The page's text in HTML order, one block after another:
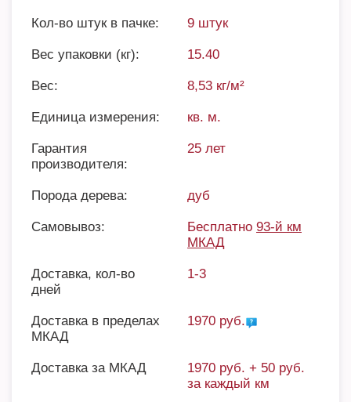
Кол-во штук в пачке: 9 штук
Вес упаковки (кг): 15.40
Вес: 8,53 кг/м²
Единица измерения: кв. м.
Гарантия
производителя:
25 лет
Порода дерева: дуб
Самовывоз: Бесплатно 93-й км
МКАД
Доставка, кол-во
дней
1-3
Доставка в пределах
МКАД
1970 руб.
Доставка за МКАД
1970 руб. + 50 руб.
за каждый км